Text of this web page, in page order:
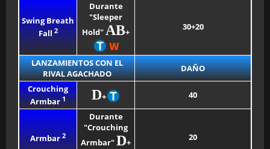
Swing Breath
Fall 2
Durante
"Sleeper
Hold" AB+
W
30+20
LANZAMIENTOS CON EL
RIVAL AGACHADO
DAÑO
Crouching
Armbar1 D+ 40
Armbar 2
Durante
"Crouching
Armbar"D+ 20